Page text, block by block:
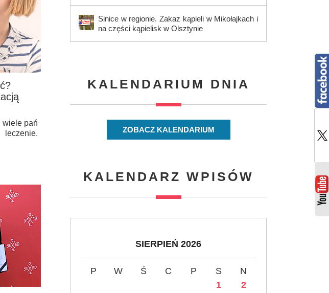
wiele pań
Sinice w regionie. Zakaz kąpieli w Mikołajkach i
na części kąpielisk w Olsztynie
KALENDARIUM DNIA
ZOBACZ KALENDARIUM
KALENDARZ WPISÓW
SIERPIEŃ 2026
P W Ś C P S
N
1
2